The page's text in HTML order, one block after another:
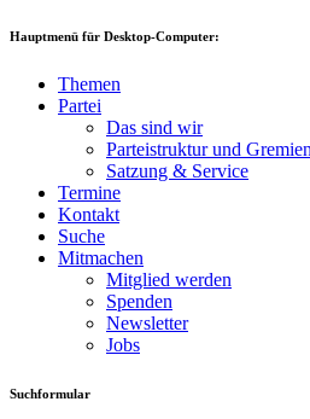
Hauptmenü für Desktop-Computer:
Themen
Partei
Das sind wir
Parteistruktur und Gremien
Satzung & Service
Termine
Kontakt
Suche
Mitmachen
Mitglied werden
Spenden
Newsletter
Jobs
Suchformular